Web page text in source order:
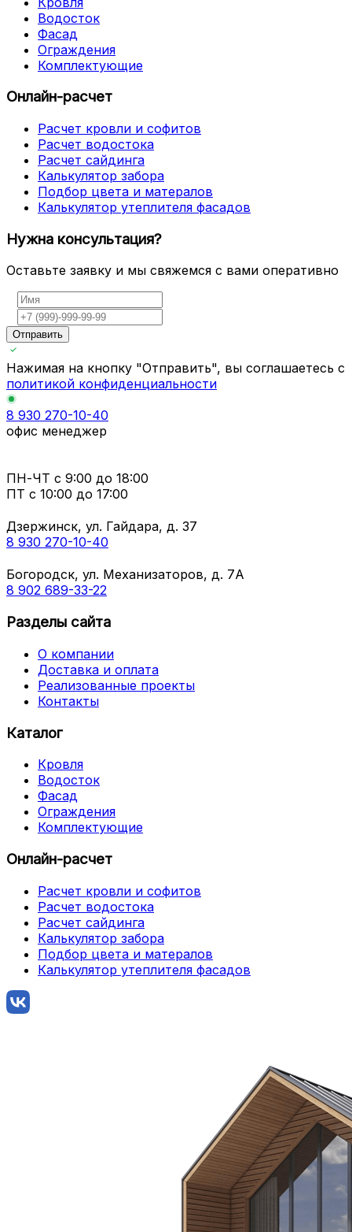
Водосток
Фасад
Ограждения
Комплектующие
Онлайн-расчет
Расчет кровли и софитов
Расчет водостока
Расчет сайдинга
Калькулятор забора
Подбор цвета и матералов
Калькулятор утеплителя фасадов
Нужна консультация?
Оставьте заявку и мы свяжемся с вами оперативно
Отправить
Нажимая на кнопку "Отправить", вы соглашаетесь с
политикой конфиденциальности
8 930 270-10-40
офис менеджер
ПН-ЧТ с 9:00 до 18:00
ПТ с 10:00 до 17:00
Дзержинск, ул. Гайдара, д. 37
8 930 270-10-40
Богородск, ул. Механизаторов, д. 7А
8 902 689-33-22
Разделы сайта
О компании
Доставка и оплата
Реализованные проекты
Контакты
Каталог
Кровля
Водосток
Фасад
Ограждения
Комплектующие
Онлайн-расчет
Расчет кровли и софитов
Расчет водостока
Расчет сайдинга
Калькулятор забора
Подбор цвета и матералов
Калькулятор утеплителя фасадов